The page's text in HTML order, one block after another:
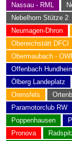
Nassau - RML
Nebelhorn Stütze 2
Neumagen-Dhron
Obereichstätt DFCI
Obermaubach -
Offenbach
Ölberg Landeplatz
Orensfels
Paramotorclub RW
Poppenhausen
Pronova